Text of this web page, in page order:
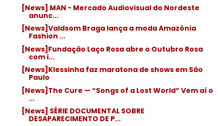
[News] MAN - Mercado Audiovisual do Nordeste
anunc...
[News]Valdsom Braga lança a moda Amazônia
Fashion ...
[News]Fundação Laço Rosa abre o Outubro Rosa
com i...
[News]Klessinha faz maratona de shows em São
Paulo
[News]The Cure — “Songs of a Lost World” Vem aí o
...
[News] SÉRIE DOCUMENTAL SOBRE
DESAPARECIMENTO DE P...